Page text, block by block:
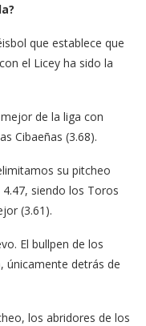
que establece que
el Licey ha sido la
de la liga con
Cibaeñas (3.68).
su pitcheo
siendo los Toros
(3.61).
El bullpen de los
únicamente detrás de
los abridores de los